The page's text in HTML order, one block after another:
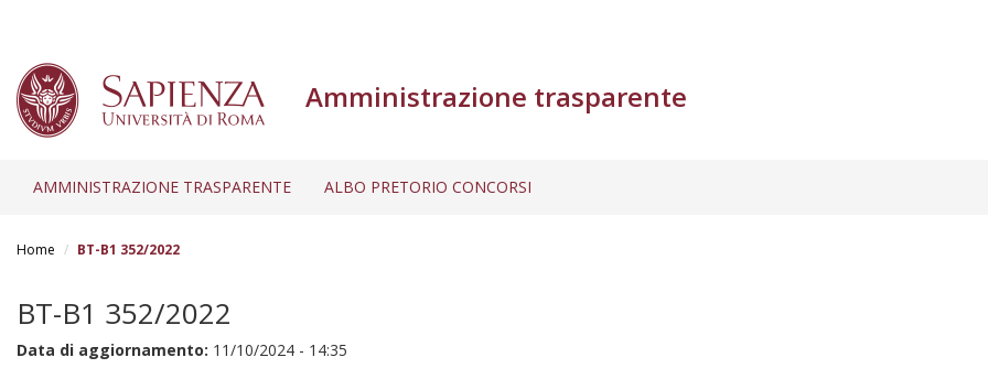
Amministrazione trasparente
AMMINISTRAZIONE TRASPARENTE ALBO PRETORIO CONCORSI
Home BT-B1 352/2022
BT-B1 352/2022
Data di aggiornamento: 11/10/2024 - 14:35